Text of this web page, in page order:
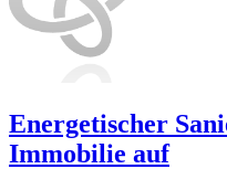
Energetischer
Immobilie auf